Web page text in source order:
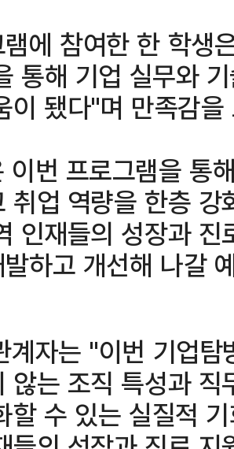
에 참여한 한 학생
통해 기업 실무와
이 됐다"며 만족감을
이번 프로그램을 통
취업 역량을 한층
인재들의 성장과
하고 개선해 나갈
계자는 "이번 기업
않는 조직 특성과
할 수 있는 실질적